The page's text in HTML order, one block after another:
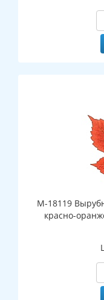
М-18119
красно-